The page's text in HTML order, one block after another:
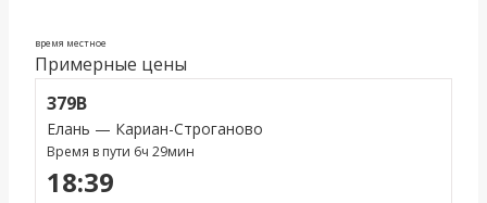
время местное
Примерные цены
379В
Елань — Кариан-Строганово
Время в пути 6ч 29мин
18:39